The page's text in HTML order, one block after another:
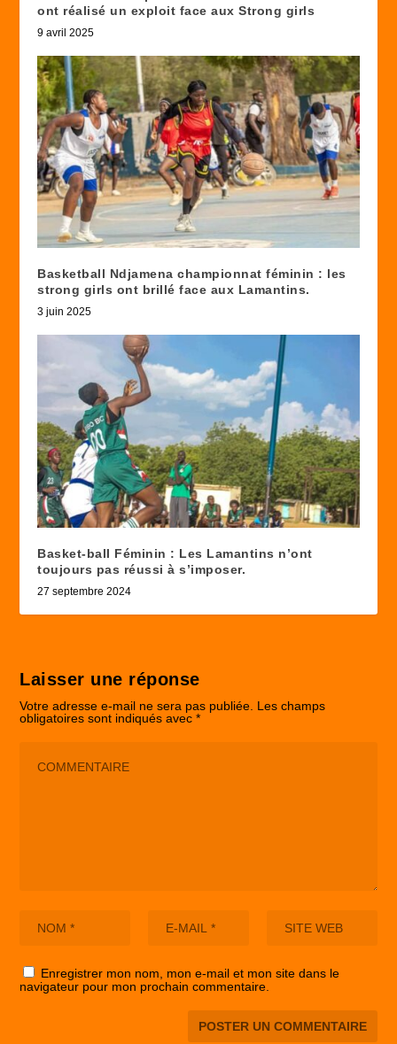
ont réalisé un exploit face aux Strong girls
9 avril 2025
Basketball Ndjamena championnat féminin : les
strong girls ont brillé face aux Lamantins.
3 juin 2025
Basket-ball Féminin : Les Lamantins n’ont
toujours pas réussi à s’imposer.
27 septembre 2024
Laisser une réponse
Votre adresse e-mail ne sera pas publiée. Les champs
obligatoires sont indiqués avec*
Enregistrer mon nom, mon e-mail et mon site dans le
navigateur pour mon prochain commentaire.